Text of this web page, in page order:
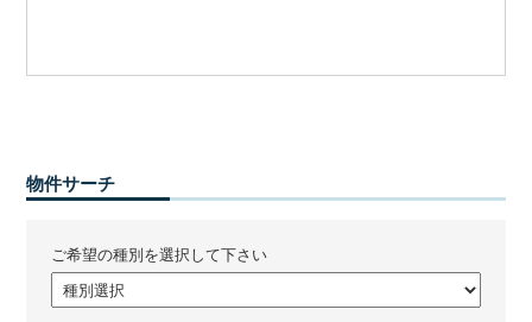
物件サーチ
ご希望の種別を選択して下さい